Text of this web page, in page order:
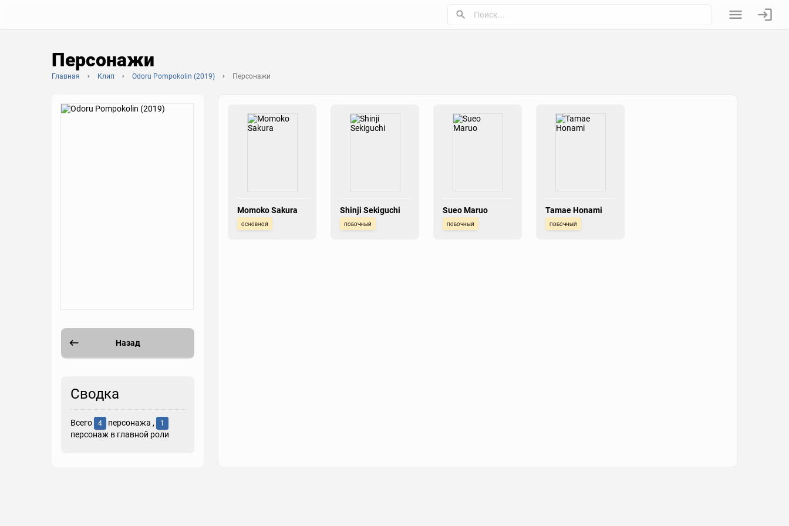
Персонажи
Главная Клип Odoru Pompokolin (2019) Персонажи
Назад
Сводка
Всего 4 персонажа , 1
персонаж в главной роли
Momoko Sakura
основной
Shinji Sekiguchi
побочный
Sueo Maruo
побочный
Tamae Honami
побочный